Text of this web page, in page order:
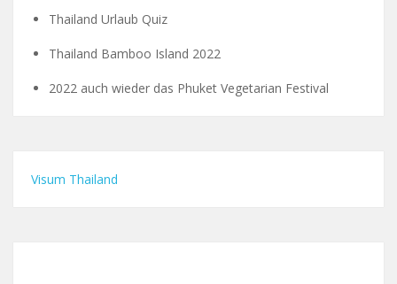
Thailand Urlaub Quiz
Thailand Bamboo Island 2022
2022 auch wieder das Phuket Vegetarian Festival
Visum Thailand